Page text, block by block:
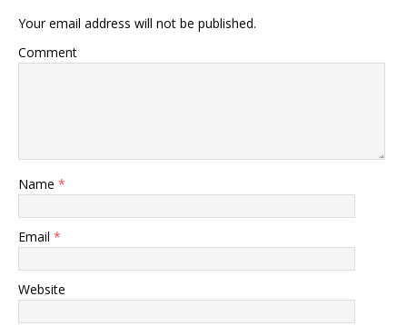
Your email address will not be published.
Comment
Name *
Email *
Website